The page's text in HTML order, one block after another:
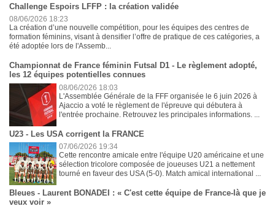
Challenge Espoirs LFFP : la création validée
08/06/2026 18:23
La création d’une nouvelle compétition, pour les équipes des centres de
formation féminins, visant à densifier l’offre de pratique de ces catégories, a
été adoptée lors de l'Assemb...
Championnat de France féminin Futsal D1 - Le règlement adopté,
les 12 équipes potentielles connues
08/06/2026 18:03
L'Assemblée Générale de la FFF organisée le 6 juin 2026 à
Ajaccio a voté le règlement de l'épreuve qui débutera à
l'entrée prochaine. Retrouvez les principales informations. ...
U23 - Les USA corrigent la FRANCE
07/06/2026 19:34
Cette rencontre amicale entre l'équipe U20 américaine et une
sélection tricolore composée de joueuses U21 a nettement
tourné en faveur des USA (5-0). Match amical international ...
Bleues - Laurent BONADEI : « C'est cette équipe de France-là que je
veux voir »